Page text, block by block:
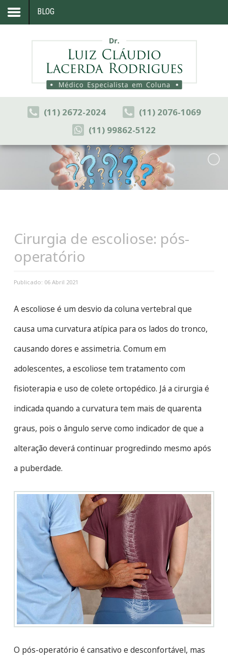
Artigos
Congressos
Contato
BLOG
(11) 2672-2024
(11) 2076-1069
(11) 99862-5122
Cirurgia de escoliose: pós-
operatório
Publicado: 06 Abril 2021
A escoliose é um desvio da coluna vertebral que
causa uma curvatura atípica para os lados do tronco,
causando dores e assimetria. Comum em
adolescentes, a escoliose tem tratamento com
fisioterapia e uso de colete ortopédico. Já a cirurgia é
indicada quando a curvatura tem mais de quarenta
graus, pois o ângulo serve como indicador de que a
alteração deverá continuar progredindo mesmo após
a puberdade.
O pós-operatório é cansativo e desconfortável, mas